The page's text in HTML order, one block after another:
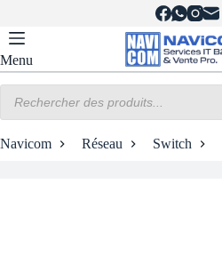
contenu
Menu
produits
Navicom Réseau Switch